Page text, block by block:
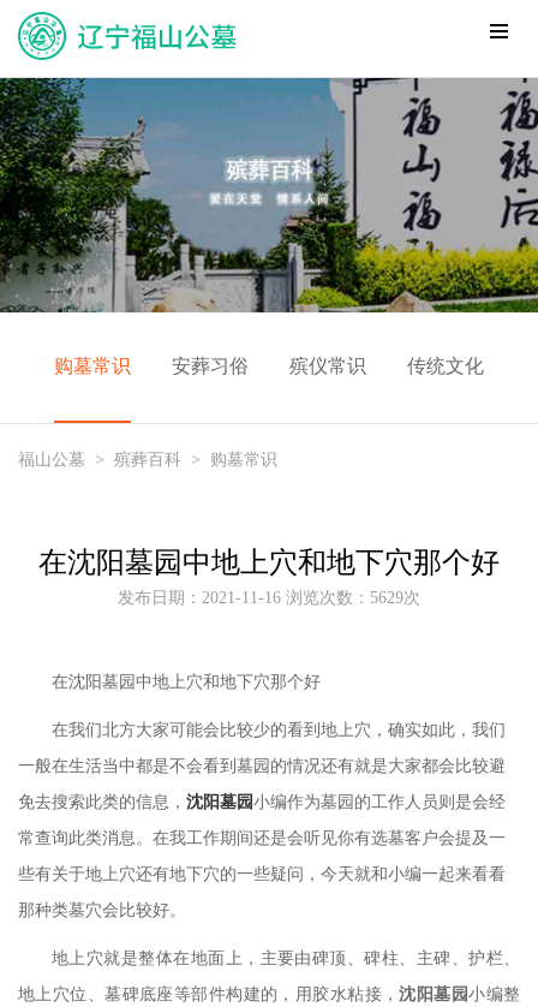
购墓常识 安葬习俗 殡仪常识 传统文化
福山公墓 > 殡葬百科 > 购墓常识
在沈阳墓园中地上穴和地下穴那个好
发布日期：2021-11-16 浏览次数：5629次
在沈阳墓园中地上穴和地下穴那个好
在我们北方大家可能会比较少的看到地上穴，确实如此，我们
一般在生活当中都是不会看到墓园的情况还有就是大家都会比较避
免去搜索此类的信息， 沈阳墓园小编作为墓园的工作人员则是会经
常查询此类消息。在我工作期间还是会听见你有选墓客户会提及一
些有关于地上穴还有地下穴的一些疑问，今天就和小编一起来看看
那种类墓穴会比较好。
地上穴就是整体在地面上，主要由碑顶、碑柱、主碑、护栏、
地上穴位、墓碑底座等部件构建的 ，用胶水粘接，沈阳墓园小编整